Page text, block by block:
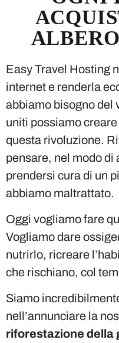
Easy Travel Hosting
internet e renderla
abbiamo bisogno del
uniti possiamo
questa rivoluzione.
pensare, nel modo di
prendersi cura di un
abbiamo maltrattato.
Oggi vogliamo fare
Vogliamo dare
nutrirlo, ricreare
che rischiano, col
Siamo
nell’annunciare la
riforestazione della